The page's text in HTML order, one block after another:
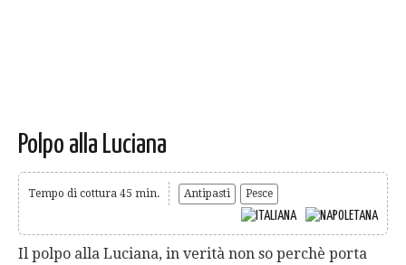
Polpo alla Luciana
Tempo di cottura 45 min. Antipasti Pesce
Il polpo alla Luciana, in verità non so perchè porta